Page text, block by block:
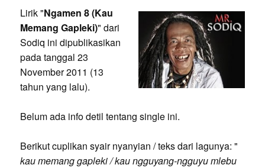
Lirik "Ngamen 8 (Kau
Memang Gapleki)" dari
Sodiq ini dipublikasikan
pada tanggal 23
November 2011 (13
tahun yang lalu).
Belum ada info detil tentang single ini.
Berikut cuplikan syair nyanyian / teks dari lagunya: "
kau memang gapleki / kau ngguyang-ngguyu mlebu